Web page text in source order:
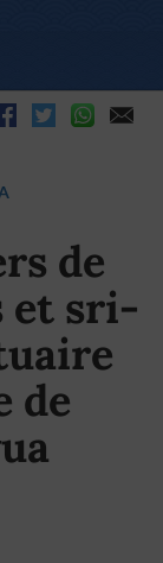
de
et sri-
de